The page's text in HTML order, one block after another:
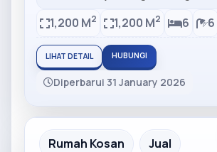
1,200 M2 1,200 M2 6 6
LIHAT DETAIL HUBUNGI
Diperbarui 31 January 2026
Partner Ad
Rumah Kosan Jual